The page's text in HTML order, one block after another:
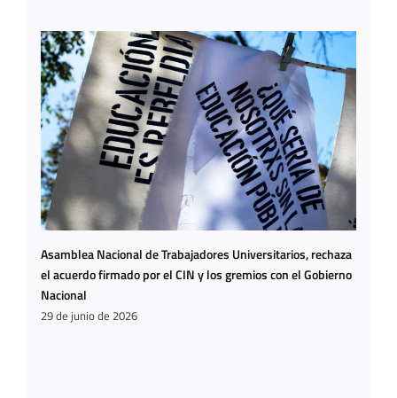
Asamblea Nacional de Trabajadores Universitarios, rechaza
el acuerdo firmado por el CIN y los gremios con el Gobierno
Nacional
29 de junio de 2026